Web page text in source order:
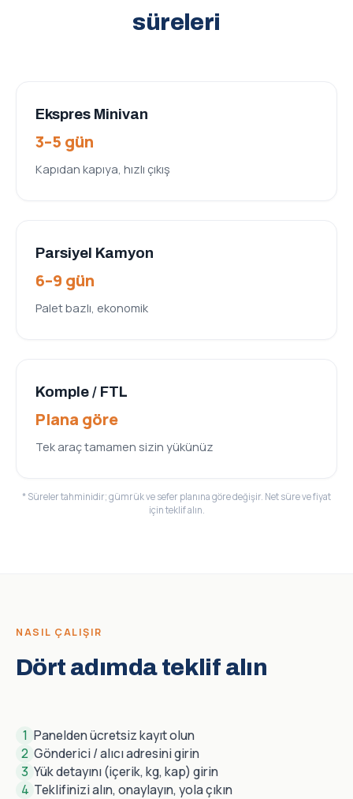
süreleri
Ekspres Minivan
3–5 gün
Kapıdan kapıya, hızlı çıkış
Parsiyel Kamyon
6–9 gün
Palet bazlı, ekonomik
Komple / FTL
Plana göre
Tek araç tamamen sizin yükünüz
* Süreler tahminidir; gümrük ve sefer planına göre değişir. Net süre ve fiyat
için teklif alın.
NASIL ÇALIŞIR
Dört adımda teklif alın
1 Panelden ücretsiz kayıt olun
2 Gönderici / alıcı adresini girin
3 Yük detayını (içerik, kg, kap) girin
4 Teklifinizi alın, onaylayın, yola çıkın